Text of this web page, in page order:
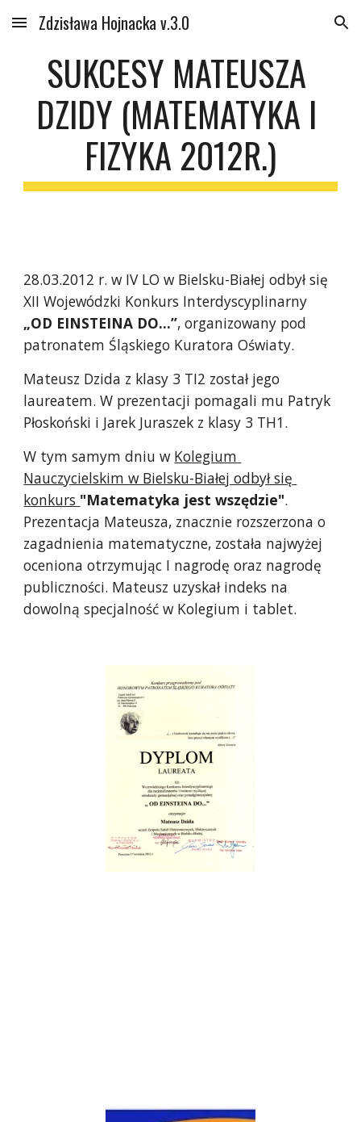
Skip to main content Skip to navigation
Zdzisława Hojnacka v.3.0
SUKCESY MATEUSZA
DZIDY (MATEMATYKA I
FIZYKA 2012R.)
28.03.2012 r. w IV LO w Bielsku-Białej odbył się
„OD EINSTEINA DO…”, organizowany pod
patronatem Śląskiego Kuratora Oświaty.
Mateusz Dzida z klasy 3 TI2 został jego
laureatem. W prezentacji pomagali mu Patryk
Płoskoński i Jarek Juraszek z klasy 3 TH1.
W tym samym dniu w Kolegium
Nauczycielskim w Bielsku-Białej odbył się
konkurs "Matematyka jest wszędzie".
Prezentacja Mateusza, znacznie rozszerzona o
zagadnienia matematyczne, została najwyżej
oceniona otrzymując I nagrodę oraz nagrodę
publiczności. Mateusz uzyskał indeks na
dowolną specjalność w Kolegium i tablet.